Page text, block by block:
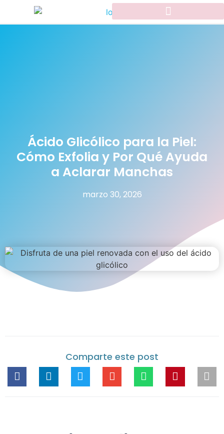
Ácido Glicólico para la Piel:
Cómo Exfolia y Por Qué Ayuda
a Aclarar Manchas
marzo 30, 2026
Comparte este post